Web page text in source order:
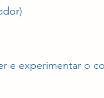
e experimentar o